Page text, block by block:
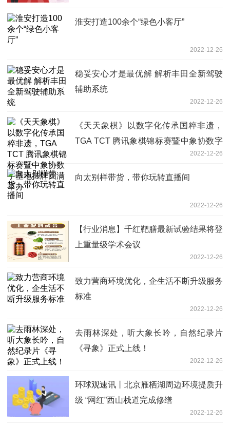
淮安打造100余个“绿色小客厅”
2022-12-26
稳妥安心才是最优解 解析丰田全新驾驶
辅助系统
2022-12-26
《天天象棋》以数字化传承国粹非遗，
TGA TCT 腾讯象棋锦标赛暨中象协数字
2022-12-26
向太别样带货，带你玩转直播间
2022-12-26
【行业消息】千红靶膳最新试验结果将登
上重量级学术会议
2022-12-26
致力营商环境优化，企生活不断升级服务
标准
2022-12-26
去雨林深处，听大象长吟，自然纪录片
《寻象》正式上线！
2022-12-26
环球观速讯丨北京雁栖湖周边环境提质升
级 “网红”西山栈道完成修缮
2022-12-26